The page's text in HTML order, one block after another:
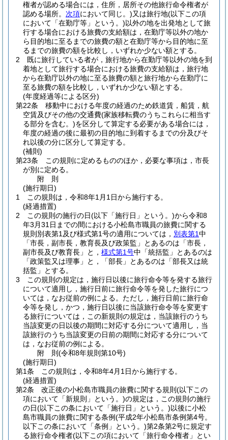
権者が認める場合には，住所，居所その他旅行命令権者が
認める場所。 次項において同じ。)又は旅行地(以下この項
において「在勤庁等」という。)以外の地を出発地として旅
行する場合における旅費の支給額は，在勤庁等以外の地か
ら目的地に至るまでの旅費の額と在勤庁等から目的地に至
るまでの旅費の額を比較し，いずれか少ない額とする。
2
既に旅行している者が，旅行地から在勤庁等以外の地を到
着地として旅行する場合における旅費の支給額は，旅行地
から在勤庁以外の地に至る旅費の額と旅行地から在勤庁に
至る旅費の額を比較し，いずれか少ない額とする。
(年度経過等による区分)
第22条
移動中における年度の経過のため鉄道賃，船賃，航
空賃及びその他の交通費(家族移転費のうちこれらに相当す
る部分を含む。)を区分して算定する必要がある場合には，
年度の経過の後に最初の目的地に到着するまでの分及びそ
れ以後の分に区分して算定する。
(補則)
第23条
この規則に定めるもののほか，必要な事項は，市長
が別に定める。
附 則
(施行期日)
1
この規則は，令和8年1月1日から施行する。
(経過措置)
2
この規則の施行の日(以下「施行日」という。)から令和8
年3月31日までの間における小松島市職員の旅費に関する
規則別表第1及び様式第1号の適用については， 別表第1中
「市長，副市長，教育長及び政策監」とあるのは「市長，
副市長及び教育長」と， 様式第1号中「統括監」とあるのは
「政策監又は理事」と，「部長」とあるのは「部長又は統
括監」とする。
3
この規則の規定は，施行日以後に旅行命令等を発する旅行
について適用し，施行日前に旅行命令等を発した旅行につ
いては，なお従前の例による。 ただし，施行日前に旅行命
令等を発し，かつ，施行日以後に当該旅行命令等を変更す
る旅行については，この新規則の規定は，当該旅行のうち
当該変更の日以後の期間に対応する分について適用し，当
該旅行のうち当該変更の日前の期間に対応する分について
は，なお従前の例による。
附 則(令和8年規則第10号)
(施行期日)
第1条
この規則は，令和8年4月1日から施行する。
(経過措置)
第2条
改正後の小松島市職員の旅費に関する規則 (以下この
項において「新規則」という。)の規定は，この規則の施行
の日(以下この条において「施行日」という。)以後に小松
島市職員の旅費に関する条例(平成2年小松島市条例第4号。
以下この条において「条例」という。)第2条第2号に規定す
る旅行命令権者(以下この項において「旅行命令権者」とい